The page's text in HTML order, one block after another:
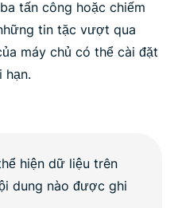
tấn công hoặc chiếm
tin tặc vượt qua
máy chủ có thể cài đặt
hạn.